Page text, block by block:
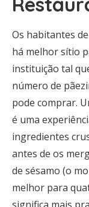
Os habitantes
há melhor sítio
instituição tal
número de
pode comprar.
é uma
ingredientes
antes de os
de sésamo (o
melhor para